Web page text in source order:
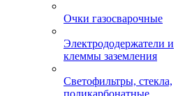
Очки газосварочные
Электрододержатели и
клеммы заземления
Светофильтры, стекла,
поликарбонатные